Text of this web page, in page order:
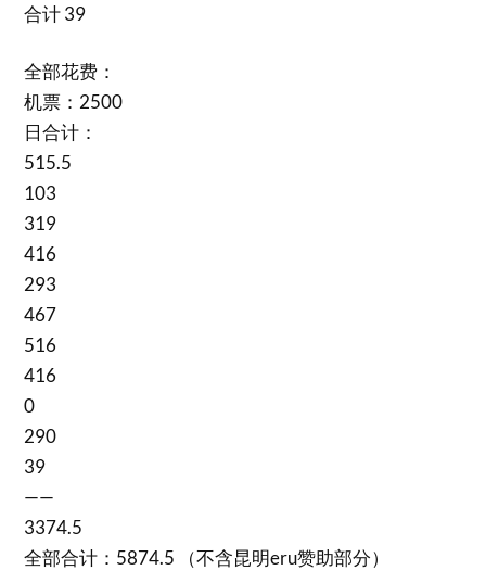
合计 39
全部花费：
机票：2500
日合计：
515.5
103
319
416
293
467
516
416
0
290
39
——
3374.5
全部合计：5874.5 （不含昆明eru赞助部分）